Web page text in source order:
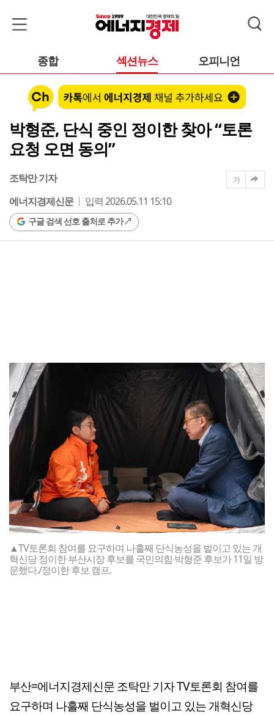
종합 섹션뉴스 오피니언
박형준, 단식 중인 정이한 찾아 “토론
요청 오면 동의”
조탁만 기자
에너지경제신문
입력 2026.05.11 15:10
구글 검색 선호 출처로 추가
가
▲TV토론회 참여를 요구하며 나흘째 단식농성을 벌이고 있는 개
혁신당 정이한 부산시장 후보를 국민의힘 박형준 후보가 11일 방
문했다./정이한 후보 캠프.
부산=에너지경제신문 조탁만 기자 TV토론회 참여를
요구하며 나흘째 단식농성을 벌이고 있는 개혁신당